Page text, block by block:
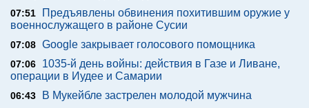
07:51
Предъявлены обвинения похитившим оружие у
военнослужащего в районе Сусии
07:08 Google закрывает голосового помощника
07:06
1035-й день войны: действия в Газе и Ливане,
операции в Иудее и Самарии
06:43 В Мукейбле застрелен молодой мужчина